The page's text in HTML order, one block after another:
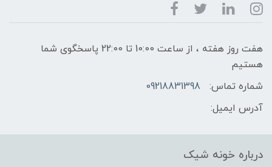
هفت روز هفته ، از ساعت 10:00 تا 22:00 پاسخگوی شما
هستیم
شماره تماس:
09218831398
آدرس ایمیل:
درباره خونه شیک